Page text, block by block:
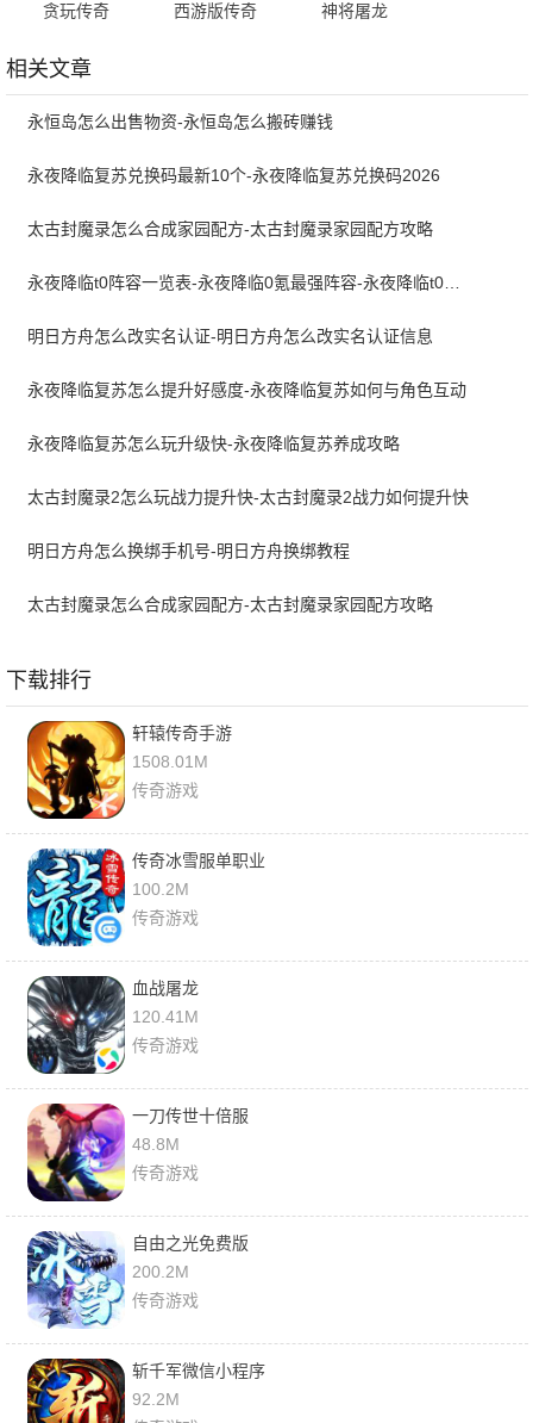
贪玩传奇 西游版传奇 神将屠龙
相关文章
永恒岛怎么出售物资-永恒岛怎么搬砖赚钱
永夜降临复苏兑换码最新10个-永夜降临复苏兑换码2026
太古封魔录怎么合成家园配方-太古封魔录家园配方攻略
永夜降临t0阵容一览表-永夜降临0氪最强阵容-永夜降临t0最强阵容
明日方舟怎么改实名认证-明日方舟怎么改实名认证信息
永夜降临复苏怎么提升好感度-永夜降临复苏如何与角色互动
永夜降临复苏怎么玩升级快-永夜降临复苏养成攻略
太古封魔录2怎么玩战力提升快-太古封魔录2战力如何提升快
明日方舟怎么换绑手机号-明日方舟换绑教程
太古封魔录怎么合成家园配方-太古封魔录家园配方攻略
下载排行
轩辕传奇手游
1508.01M
传奇游戏
传奇冰雪服单职业
100.2M
传奇游戏
血战屠龙
120.41M
传奇游戏
一刀传世十倍服
48.8M
传奇游戏
自由之光免费版
200.2M
传奇游戏
斩千军微信小程序
92.2M